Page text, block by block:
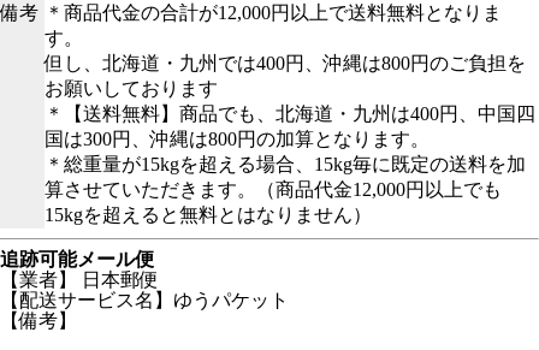
備考 ＊商品代金の合計が12,000円以上で送料無料となりま
す。
但し、北海道・九州では400円、沖縄は800円のご負担を
お願いしております
＊【送料無料】商品でも、北海道・九州は400円、中国四
国は300円、沖縄は800円の加算となります。
＊総重量が15kgを超える場合、15kg毎に既定の送料を加
算させていただきます。（商品代金12,000円以上でも
15kgを超えると無料とはなりません）
追跡可能メール便
【業者】 日本郵便
【配送サービス名】ゆうパケット
【備考】